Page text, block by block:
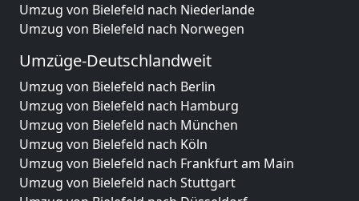
Umzug von Bielefeld nach Niederlande
Umzug von Bielefeld nach Norwegen
Umzüge-Deutschlandweit
Umzug von Bielefeld nach Berlin
Umzug von Bielefeld nach Hamburg
Umzug von Bielefeld nach München
Umzug von Bielefeld nach Köln
Umzug von Bielefeld nach Frankfurt am Main
Umzug von Bielefeld nach Stuttgart